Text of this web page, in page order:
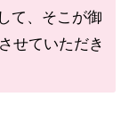
て、そこが御
せていただき